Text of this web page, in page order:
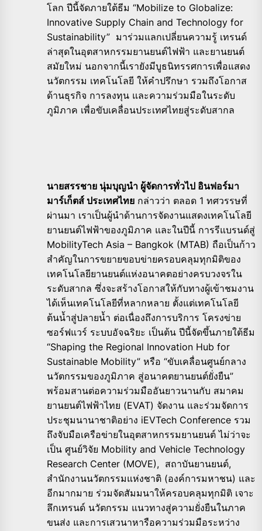
โลก ปีนี้จัดภายใต้ธีม “Mobilize to Globalize:
Innovative Supply Chain and Technology for
Sustainability” มาร่วมแลกเปลี่ยนความรู้ เทรนด์
ล่าสุดในอุตสาหกรรมยานยนต์ไฟฟ้า และยานยนต์
สมัยใหม่ นอกจากนี้เรายังมีบูธนิทรรศการเพื่อแสดง
นวัตกรรม เทคโนโลยี ให้คำปรึกษา รวมถึงโอกาส
ด้านธุรกิจ การลงทุน และความร่วมมือในระดับ
ภูมิภาค เพื่อขับเคลื่อนประเทศไทยสู่ระดับสากล
นายสรรชาย นุ่มบุญนำ ผู้จัดการทั่วไป อินฟอร์มา
มาร์เก็ตส์ ประเทศไทย กล่าวว่า ตลอด 1 ทศวรรษที่
ผ่านมา เราเป็นผู้นำด้านการจัดงานแสดงเทคโนโลยี
ยานยนต์ไฟฟ้าของภูมิภาค และในปีนี้ การรีแบรนด์สู่
MobilityTech Asia – Bangkok (MTAB) ถือเป็นก้าว
สำคัญในการขยายขอบข่ายครอบคลุมทุกมิติของ
เทคโนโลยียานยนต์แห่งอนาคตอย่างครบวงจรใน
ระดับสากล ซึ่งจะสร้างโอกาสให้กับทางผู้เข้าชมงาน
ได้เห็นเทคโนโลยีที่หลากหลาย ตั้งแต่เทคโนโลยี
ต้นน้ำสู่ปลายน้ำ ต่อเนื่องถึงการบริการ โครงข่าย
ซอร์ฟแวร์ ระบบอัจฉริยะ เป็นต้น ปีนี้จัดขึ้นภายใต้ธีม
“Shaping the Regional Innovation Hub for
Sustainable Mobility” หรือ “ขับเคลื่อนศูนย์กลาง
นวัตกรรมของภูมิภาค สู่อนาคตยานยนต์ยั่งยืน”
พร้อมสานต่อความร่วมมืออันยาวนานกับ สมาคม
ยานยนต์ไฟฟ้าไทย (EVAT) จัดงาน และร่วมจัดการ
ประชุมนานาชาติอย่าง iEVTech Conference รวม
ถึงจับมือเครือข่ายในอุตสาหกรรมยานยนต์ ไม่ว่าจะ
เป็น ศูนย์วิจัย Mobility and Vehicle Technology
Research Center (MOVE), สถาบันยานยนต์,
สำนักงานนวัตกรรมแห่งชาติ (องค์การมหาชน) และ
อีกมากมาย ร่วมจัดสัมมนาให้ครอบคลุมทุกมิติ เจาะ
ลึกเทรนด์ นวัตกรรม แนวทางสู่ความยั่งยืนในภาค
ขนส่ง และการเสวนาหารือความร่วมมือระหว่าง